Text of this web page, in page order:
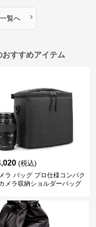
覧へ ›
すすめアイテム
(税込)
ラ バッグ プロ仕様コンパク
メラ収納ショルダーバッグ